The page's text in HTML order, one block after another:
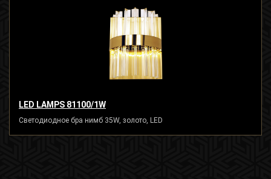
LED LAMPS 81100/1W
Светодиодное бра нимб 35W, золото, LED